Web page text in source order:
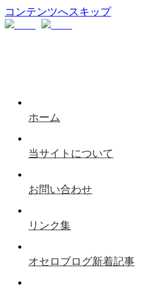
コンテンツへスキップ
ホーム
当サイトについて
お問い合わせ
リンク集
オセロブログ新着記事